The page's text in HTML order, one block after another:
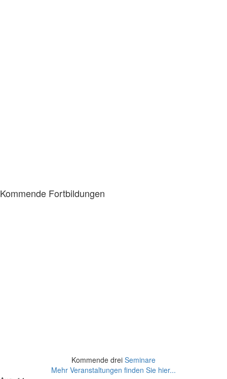
Kommende Fortbildungen
Kommende drei Seminare
Mehr Veranstaltungen finden Sie hier...